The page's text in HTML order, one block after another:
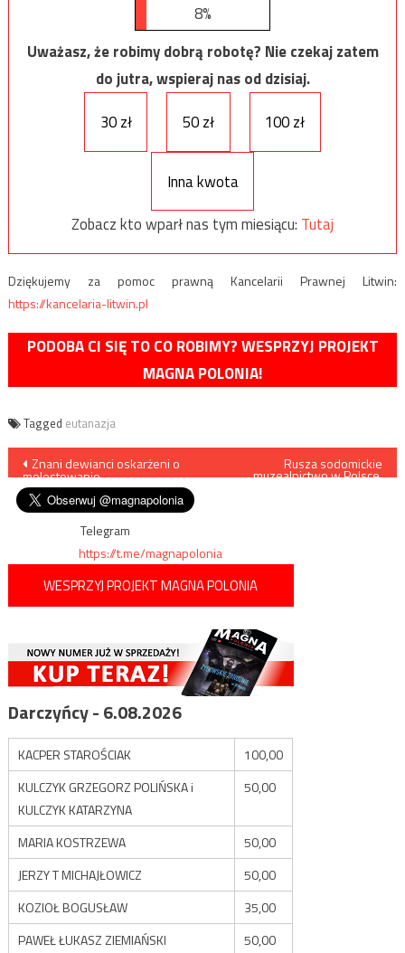
8%
Uważasz, że robimy dobrą robotę? Nie czekaj zatem
do jutra, wspieraj nas od dzisiaj.
30 zł
50 zł 100 zł
Inna kwota
Zobacz kto wparł nas tym miesiącu: Tutaj
Dziękujemy za pomoc prawną Kancelarii Prawnej Litwin:
https://kancelaria-litwin.pl
PODOBA CI SIĘ TO CO ROBIMY? WESPRZYJ PROJEKT
MAGNA POLONIA!
Tagged eutanazja
Nawigacja
wpisu
Znani dewianci oskarżeni o
molestowanie
Rusza sodomickie
muzealnictwo w Polsce.
Telegram
https://t.me/magnapolonia
WESPRZYJ PROJEKT MAGNA POLONIA
Darczyńcy - 6.08.2026
KACPER STAROŚCIAK
100,00
KULCZYK GRZEGORZ POLIŃSKA i
KULCZYK KATARZYNA
50,00
MARIA KOSTRZEWA
50,00
JERZY T MICHAJŁOWICZ
50,00
KOZIOŁ BOGUSŁAW
35,00
PAWEŁ ŁUKASZ ZIEMIAŃSKI
50,00